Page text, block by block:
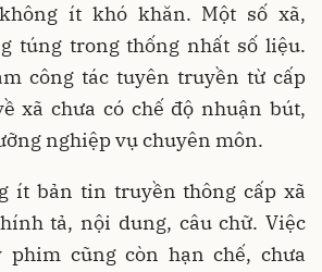
ít khó khăn. Một số xã,
túng trong thống nhất số liệu.
công tác tuyên truyền từ cấp
xã chưa có chế độ nhuận bút,
nghiệp vụ chuyên môn.
ít bản tin truyền thông cấp xã
tả, nội dung, câu chữ. Việc
phim cũng còn hạn chế, chưa